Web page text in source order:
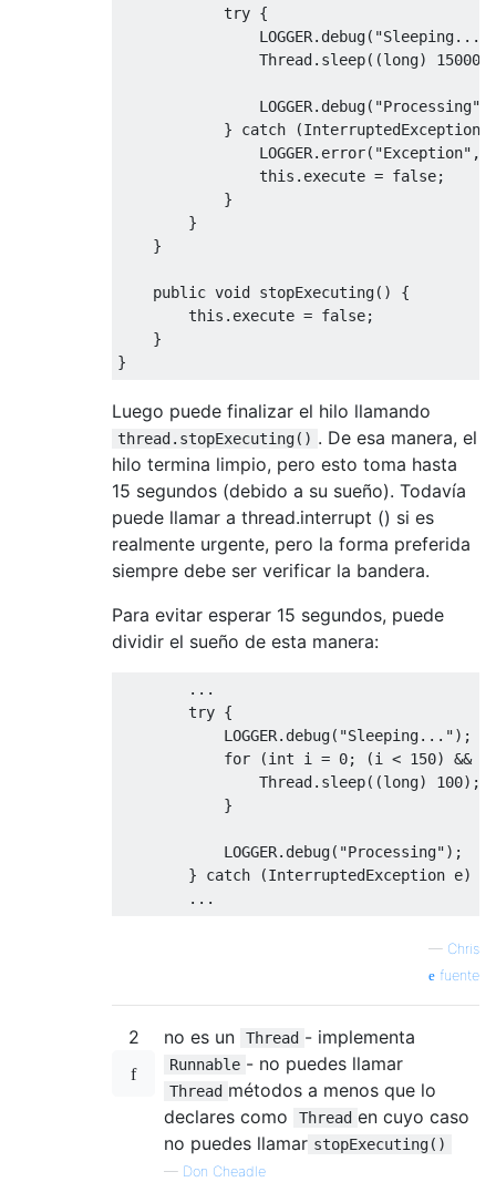
try {
                LOGGER
. debug( "Sleeping..."
Thread. sleep((long) 15000
                LOGGER
. debug( "Processing"
}
catch (InterruptedException
                LOGGER
. error( "Exception" ,
this . execute = false;
}
}
}
public void stopExecuting()
{
this . execute = false;
}
}
Luego puede finalizar el hilo llamando
thread.stopExecuting() . De esa manera, el
hilo termina limpio, pero esto toma hasta
15 segundos (debido a su sueño). Todavía
puede llamar a thread.interrupt () si es
realmente urgente, pero la forma preferida
siempre debe ser verificar la bandera.
Para evitar esperar 15 segundos, puede
dividir el sueño de esta manera:
...
try {
            LOGGER
. debug( "Sleeping...");
for
(int i = 0; (i < 150) &&
Thread. sleep((long) 100);
}
            LOGGER
. debug( "Processing");
}
catch (InterruptedException e)
...
— Chris
fuente
2 no es un Thread - implementa
Runnable - no puedes llamar
Thread métodos a menos que lo
declares como
Thread en cuyo caso
no puedes llamar stopExecuting()
— Don Cheadle